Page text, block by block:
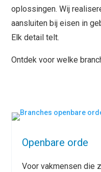
oplossingen. Wij
aansluiten bij eisen in
Elk detail telt.
Ontdek voor welke
Openbare orde
Voor vakmensen die